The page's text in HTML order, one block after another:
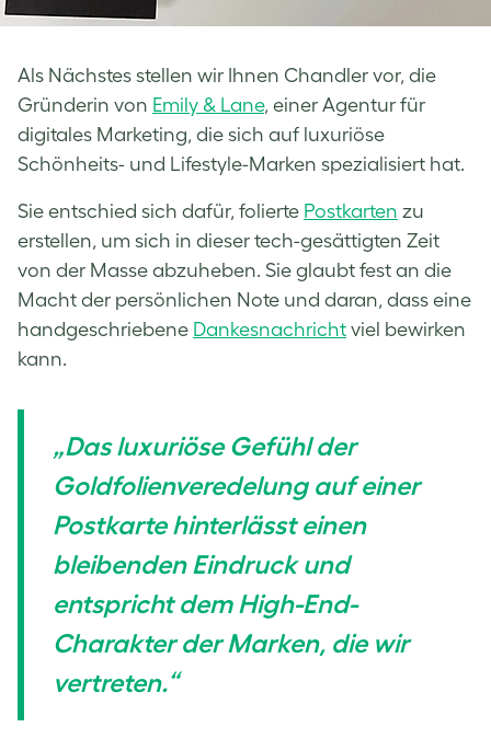
Als Nächstes stellen wir Ihnen Chandler vor, die
Gründerin von Emily & Lane, einer Agentur für
digitales Marketing, die sich auf luxuriöse
Schönheits- und Lifestyle-Marken spezialisiert hat.
Sie entschied sich dafür, folierte Postkarten zu
erstellen, um sich in dieser tech-gesättigten Zeit
von der Masse abzuheben. Sie glaubt fest an die
Macht der persönlichen Note und daran, dass eine
handgeschriebene Dankesnachricht viel bewirken
kann.
„Das luxuriöse Gefühl der
Goldfolienveredelung auf einer
Postkarte hinterlässt einen
bleibenden Eindruck und
entspricht dem High-End-
Charakter der Marken, die wir
vertreten.“